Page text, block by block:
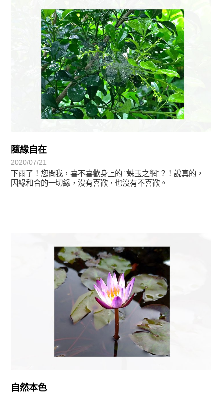
隨緣自在
2020/07/21
下雨了！您問我，喜不喜歡身上的 "蛛玉之網"？！說真的，
因緣和合的一切緣，沒有喜歡，也沒有不喜歡。
自然本色